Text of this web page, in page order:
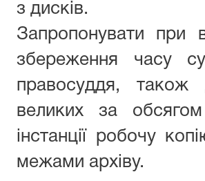
з дисків.
Запропонувати при
збереження часу
правосуддя, також
великих за
інстанції робочу
межами архіву.